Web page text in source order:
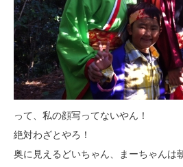
って、私の顔写ってないやん！
絶対わざとやろ！
奥に見えるどいちゃん、まーちゃん